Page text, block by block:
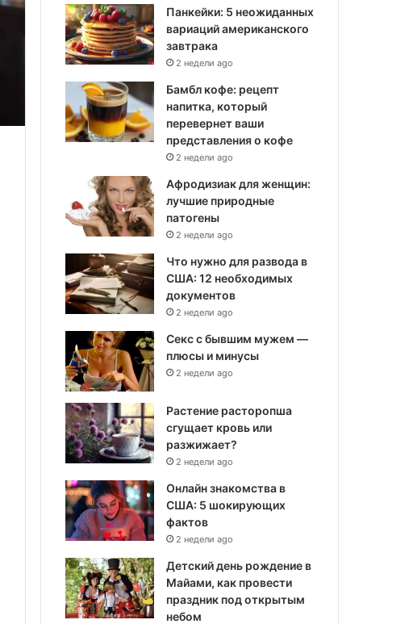
Панкейки: 5 неожиданных
вариаций американского
завтрака
2 недели ago
Бамбл кофе: рецепт
напитка, который
перевернет ваши
представления о кофе
2 недели ago
Афродизиак для женщин:
лучшие природные
патогены
2 недели ago
Что нужно для развода в
США: 12 необходимых
документов
2 недели ago
Секс с бывшим мужем —
плюсы и минусы
2 недели ago
Растение расторопша
сгущает кровь или
разжижает?
2 недели ago
Онлайн знакомства в
США: 5 шокирующих
фактов
2 недели ago
Детский день рождение в
Майами, как провести
праздник под открытым
небом